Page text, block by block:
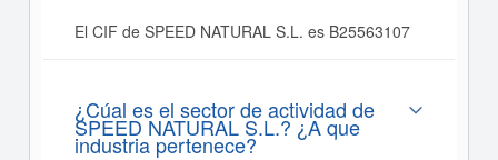
El CIF de SPEED NATURAL S.L. es B25563107
¿Cúal es el sector de actividad de
SPEED NATURAL S.L.? ¿A que
industria pertenece?